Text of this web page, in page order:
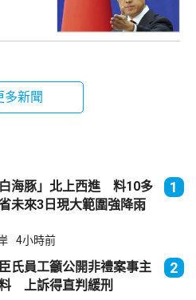
多新聞
白海豚」北上西進 料10多
未來3日現大範圍強降雨
1
4小時前
氏員工籲公開非禮案事主
上訴得直判緩刑
2